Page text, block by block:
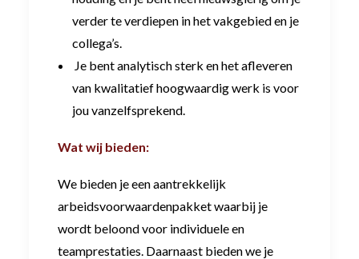
verder te verdiepen in het vakgebied en je
collega’s.
Je bent analytisch sterk en het afleveren
van kwalitatief hoogwaardig werk is voor
jou vanzelfsprekend.
Wat wij bieden:
We bieden je een aantrekkelijk
arbeidsvoorwaardenpakket waarbij je
wordt beloond voor individuele en
teamprestaties. Daarnaast bieden we je